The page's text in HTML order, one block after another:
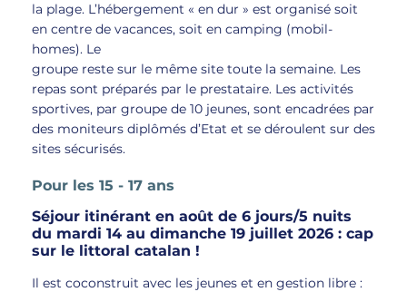
la plage. L’hébergement « en dur » est organisé soit
en centre de vacances, soit en camping (mobil-
homes). Le
groupe reste sur le même site toute la semaine. Les
repas sont préparés par le prestataire. Les activités
sportives, par groupe de 10 jeunes, sont encadrées par
des moniteurs diplômés d’Etat et se déroulent sur des
sites sécurisés.
Pour les 15 - 17 ans
Séjour itinérant en août de 6 jours/5 nuits
du mardi 14 au dimanche 19 juillet 2026 : cap
sur le littoral catalan !
Il est coconstruit avec les jeunes et en gestion libre :